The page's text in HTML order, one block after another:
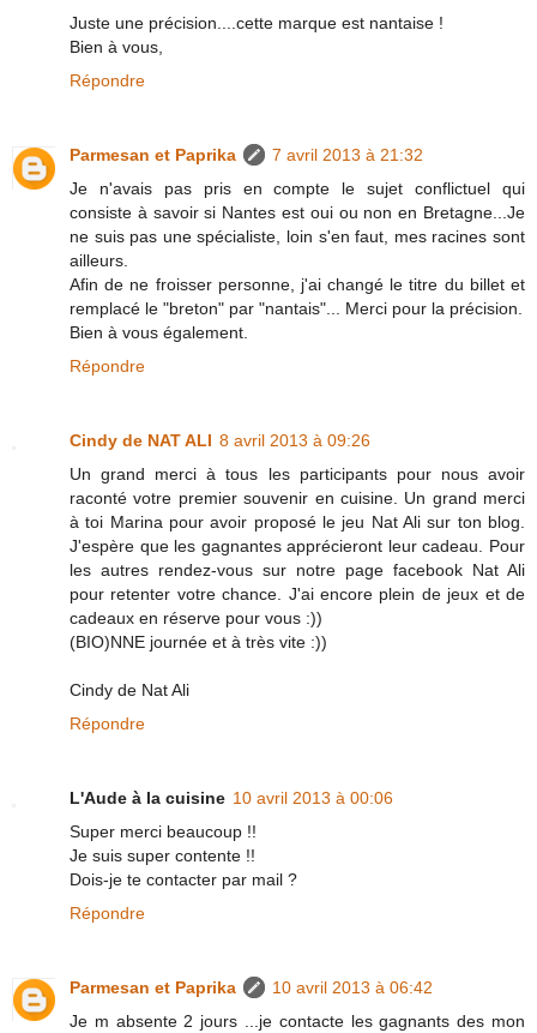
Juste une précision....cette marque est nantaise !
Bien à vous,
Répondre
Parmesan et Paprika
7 avril 2013 à 21:32
Je n'avais pas pris en compte le sujet conflictuel qui
consiste à savoir si Nantes est oui ou non en Bretagne...Je
ne suis pas une spécialiste, loin s'en faut, mes racines sont
ailleurs.
Afin de ne froisser personne, j'ai changé le titre du billet et
remplacé le "breton" par "nantais"... Merci pour la précision.
Bien à vous également.
Répondre
Cindy de NAT ALI 8 avril 2013 à 09:26
Un grand merci à tous les participants pour nous avoir
raconté votre premier souvenir en cuisine. Un grand merci
à toi Marina pour avoir proposé le jeu Nat Ali sur ton blog.
J'espère que les gagnantes apprécieront leur cadeau. Pour
les autres rendez-vous sur notre page facebook Nat Ali
pour retenter votre chance. J'ai encore plein de jeux et de
cadeaux en réserve pour vous :))
(BIO)NNE journée et à très vite :))
Cindy de Nat Ali
Répondre
L'Aude à la cuisine 10 avril 2013 à 00:06
Super merci beaucoup !!
Je suis super contente !!
Dois-je te contacter par mail ?
Répondre
Parmesan et Paprika
10 avril 2013 à 06:42
Je m absente 2 jours ...je contacte les gagnants des mon